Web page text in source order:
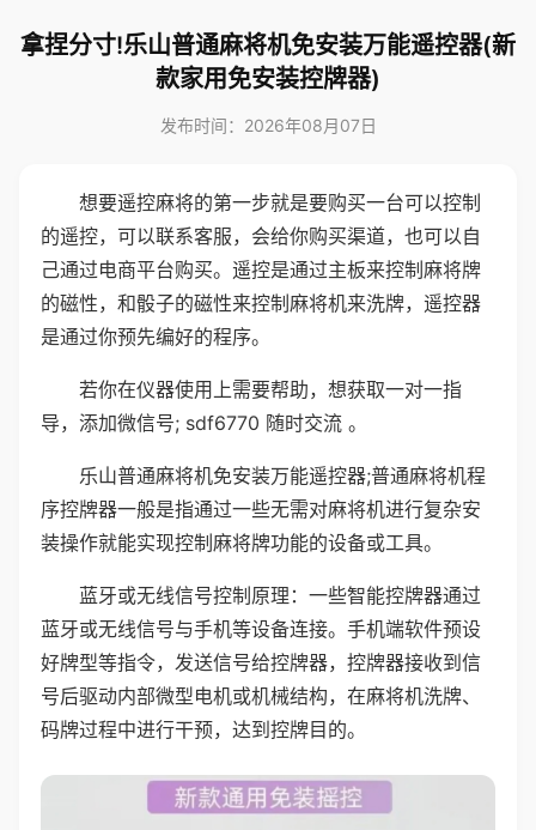
拿捏分寸!乐山普通麻将机免安装万能遥控器(新
款家用免安装控牌器)
发布时间：2026年08月07日
想要遥控麻将的第一步就是要购买一台可以控制
的遥控，可以联系客服，会给你购买渠道，也可以自
己通过电商平台购买。遥控是通过主板来控制麻将牌
的磁性，和骰子的磁性来控制麻将机来洗牌，遥控器
是通过你预先编好的程序。
若你在仪器使用上需要帮助，想获取一对一指
导，添加微信号; sdf6770 随时交流 。
乐山普通麻将机免安装万能遥控器;普通麻将机程
序控牌器一般是指通过一些无需对麻将机进行复杂安
装操作就能实现控制麻将牌功能的设备或工具。
蓝牙或无线信号控制原理：一些智能控牌器通过
蓝牙或无线信号与手机等设备连接。手机端软件预设
好牌型等指令，发送信号给控牌器，控牌器接收到信
号后驱动内部微型电机或机械结构，在麻将机洗牌、
码牌过程中进行干预，达到控牌目的。